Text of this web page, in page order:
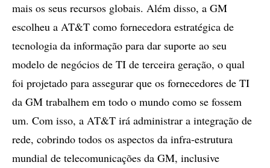
mais os seus recursos globais. Além disso, a GM
escolheu a AT&T como fornecedora estratégica de
tecnologia da informação para dar suporte ao seu
modelo de negócios de TI de terceira geração, o qual
foi projetado para assegurar que os fornecedores de TI
da GM trabalhem em todo o mundo como se fossem
um. Com isso, a AT&T irá administrar a integração de
rede, cobrindo todos os aspectos da infra-estrutura
mundial de telecomunicações da GM, inclusive